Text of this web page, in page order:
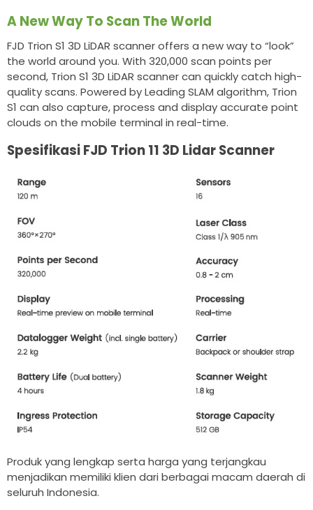
A New Way To Scan The World
FJD Trion S1 3D LiDAR scanner offers a new way to “look”
the world around you. With 320,000 scan points per
second, Trion S1 3D LiDAR scanner can quickly catch high-
quality scans. Powered by Leading SLAM algorithm, Trion
S1 can also capture, process and display accurate point
clouds on the mobile terminal in real-time.
Spesifikasi FJD Trion 11 3D Lidar Scanner
Produk yang lengkap serta harga yang terjangkau
menjadikan memiliki klien dari berbagai macam daerah di
seluruh Indonesia.